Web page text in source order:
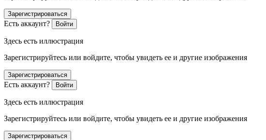
Зарегистрироваться
Есть аккаунт? Войти
Здесь есть иллюстрация
Зарегистрируйтесь или войдите, чтобы увидеть ее и другие изображения
Зарегистрироваться
Есть аккаунт? Войти
Здесь есть иллюстрация
Зарегистрируйтесь или войдите, чтобы увидеть ее и другие изображения
Зарегистрироваться